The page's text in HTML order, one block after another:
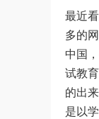
最近
多的
中国
试教
的出
是以